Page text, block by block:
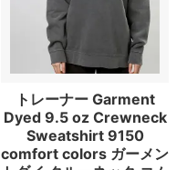
トレーナー Garment
Dyed 9.5 oz Crewneck
Sweatshirt 9150
comfort colors ガーメン